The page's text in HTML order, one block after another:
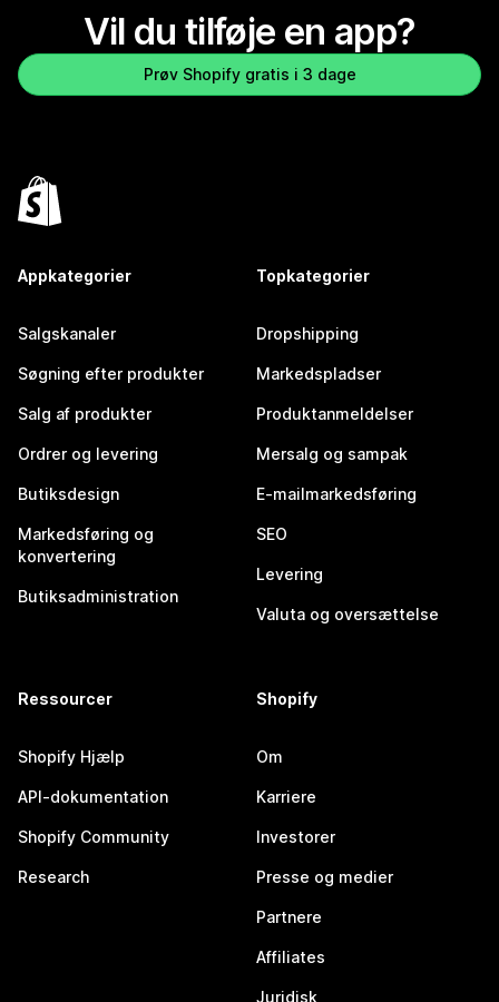
Vil du tilføje en app?
Prøv Shopify gratis i 3 dage
Appkategorier
Salgskanaler
Søgning efter produkter
Salg af produkter
Ordrer og levering
Butiksdesign
Markedsføring og
konvertering
Butiksadministration
Topkategorier
Dropshipping
Markedspladser
Produktanmeldelser
Mersalg og sampak
E-mailmarkedsføring
SEO
Levering
Valuta og oversættelse
Ressourcer
Shopify Hjælp
API-dokumentation
Shopify Community
Research
Shopify
Om
Karriere
Investorer
Presse og medier
Partnere
Affiliates
Juridisk